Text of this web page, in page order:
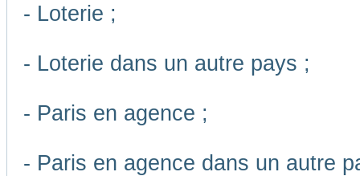
- Loterie ;
- Loterie dans un autre pays ;
- Paris en agence ;
- Paris en agence dans un autre